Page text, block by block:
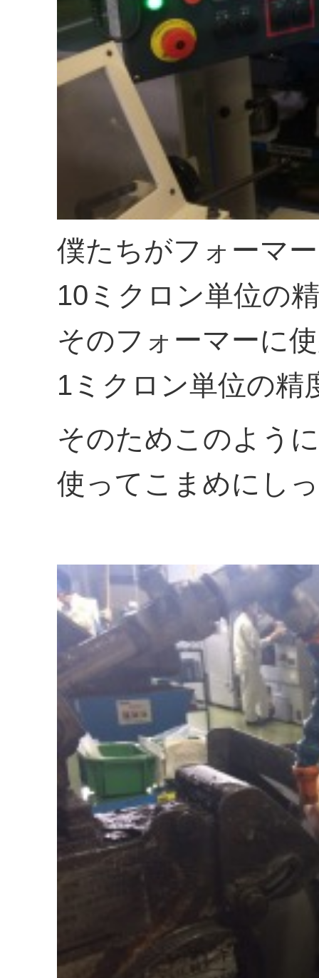
僕たちがフォーマ
10ミクロン単位の
そのフォーマーに
1ミクロン単位の精
そのためこのよう
使ってこまめにし